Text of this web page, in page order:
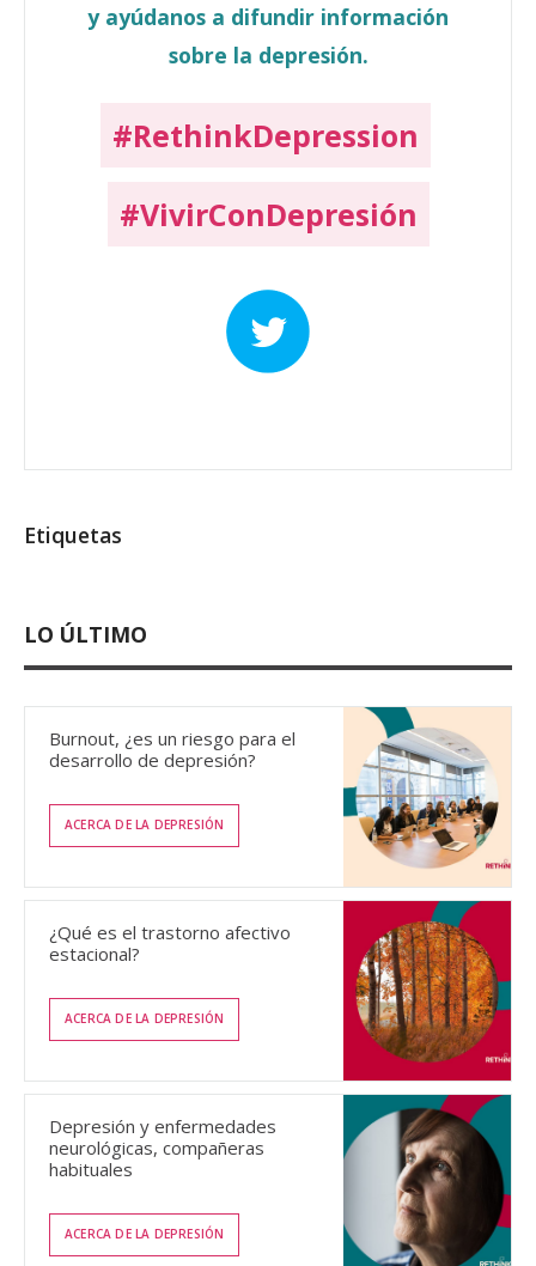
y ayúdanos a difundir información
sobre la depresión.
#RethinkDepression
#VivirConDepresión
Etiquetas
LO ÚLTIMO
Burnout, ¿es un riesgo para el
desarrollo de depresión?
ACERCA DE LA DEPRESIÓN
¿Qué es el trastorno afectivo
estacional?
ACERCA DE LA DEPRESIÓN
Depresión y enfermedades
neurológicas, compañeras
habituales
ACERCA DE LA DEPRESIÓN